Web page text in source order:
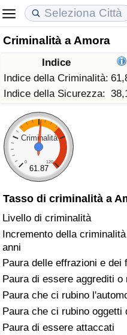
Criminalità a Amora
Indice
Indice della Criminalità:
Indice della Sicurezza:
Criminalità
0 120
61.87
Tasso di criminalità a
Livello di criminalità
Incremento della
anni
Paura delle effrazioni e dei
Paura di essere aggrediti o
Paura che ci rubino
Paura che ci rubino oggetti
Paura di essere attaccati
Costo della vita
Indice Del Costo Della
Indice Del Costo Della
Indice del Costo della
ad Aqaba
Prezzi degli immobili
Indice del Prezzo delle
Indice del Prezzo delle
Indice del Prezzo delle
Qualità della Vita
Indice della Qualità della
Indice della Qualità della
Indice della qualità della
Criminalità
Indice del Tasso di
Indice della Criminalità
Indice di criminalità per
Assistenza Sanitaria
Indice dell’Assistenza